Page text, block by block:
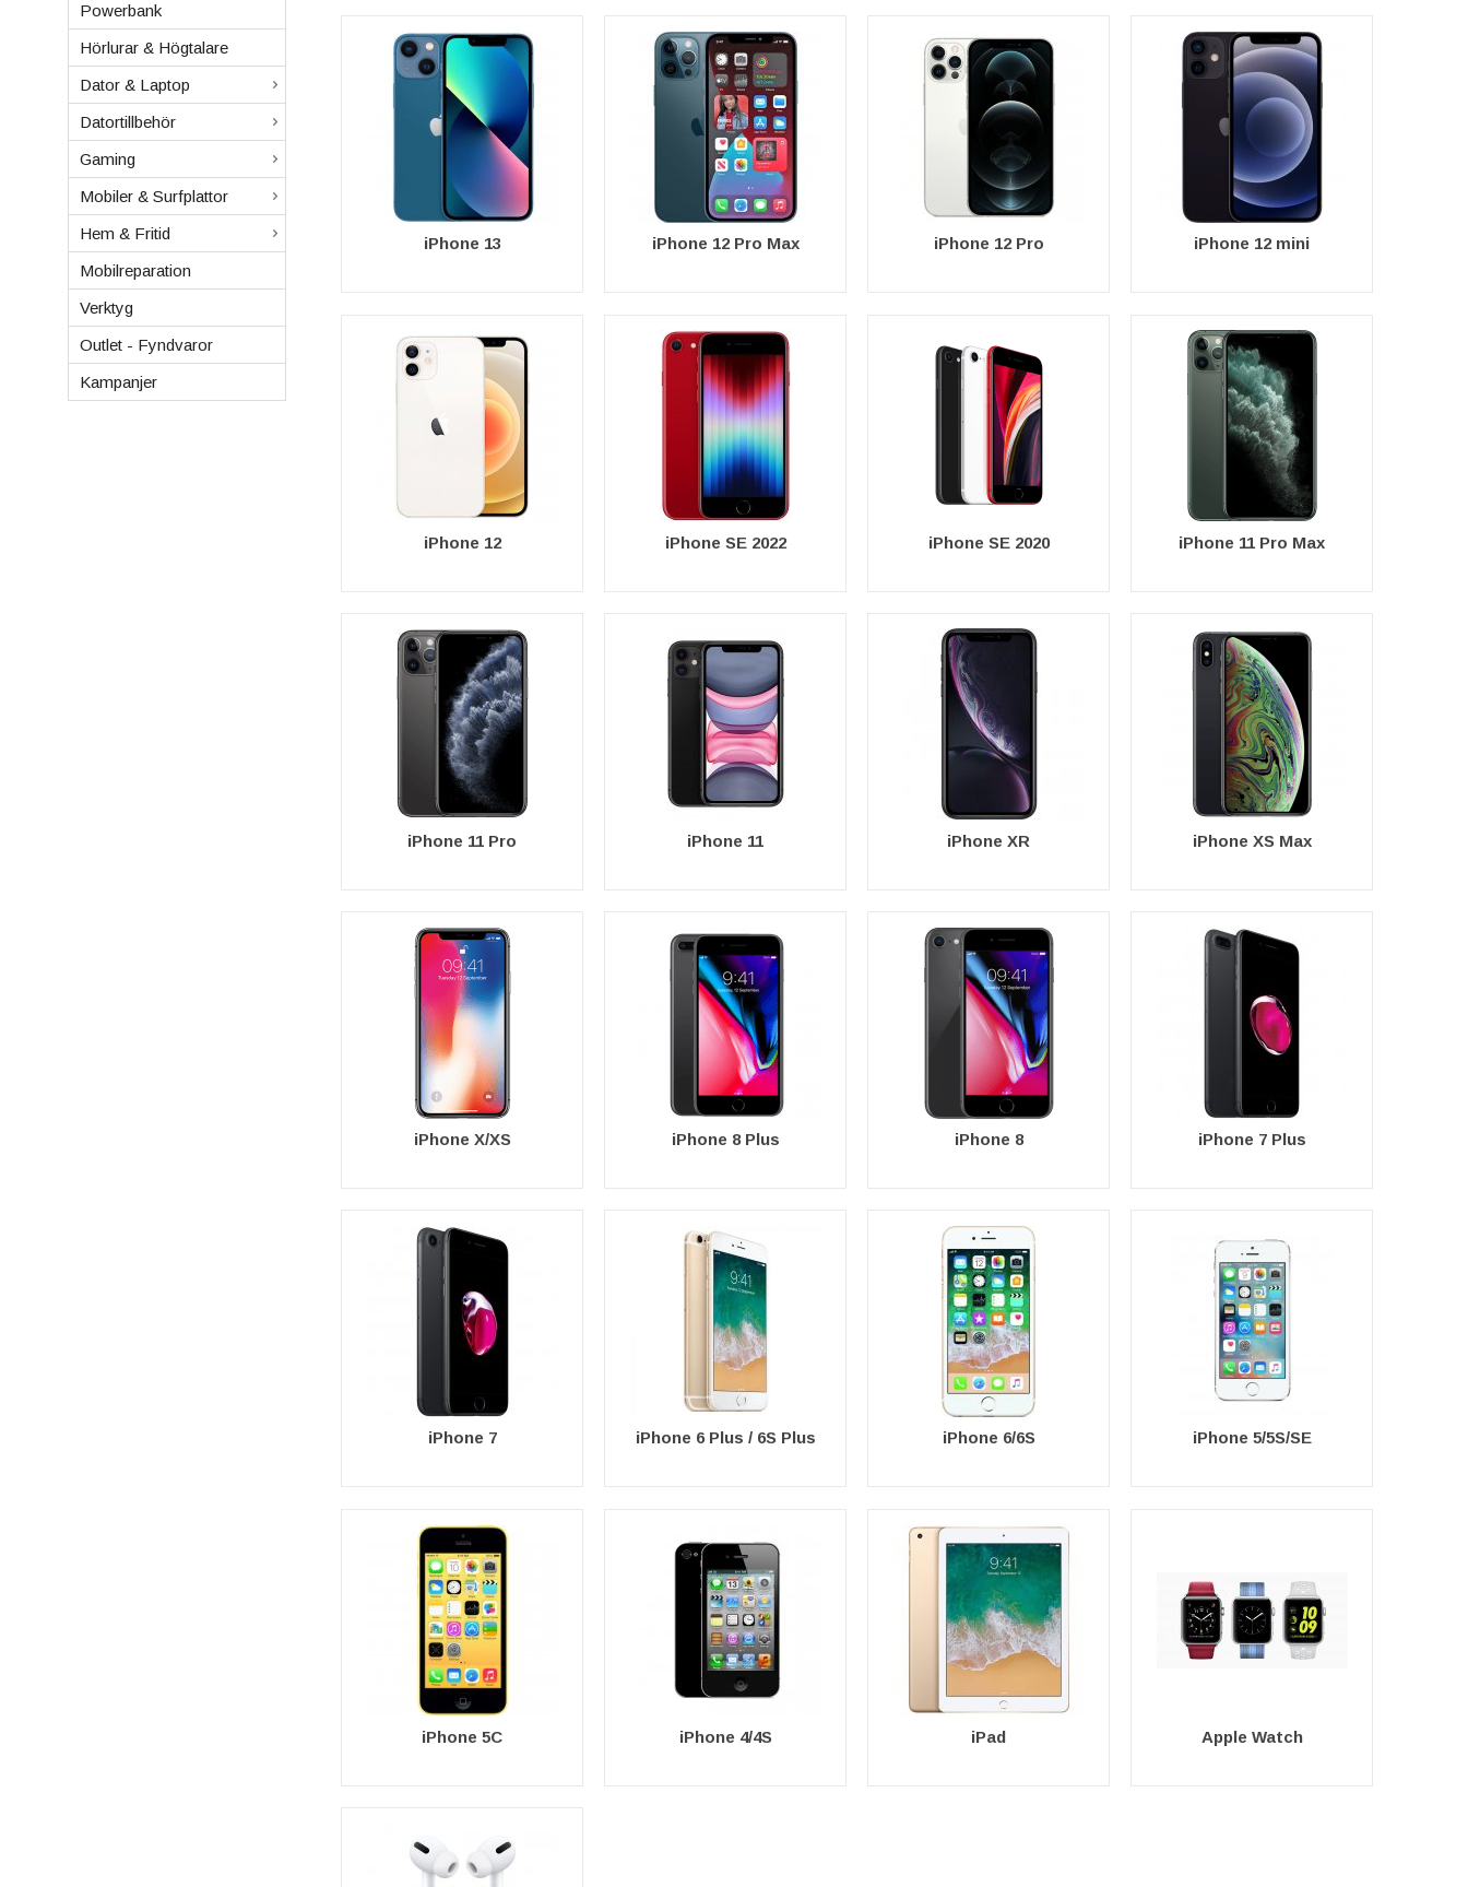
Powerbank
Hörlurar & Högtalare
Dator & Laptop
Datortillbehör
Gaming
Mobiler & Surfplattor
Hem & Fritid
Mobilreparation
Verktyg
Outlet - Fyndvaror
Kampanjer
iPhone 13 iPhone 12 Pro Max iPhone 12 Pro iPhone 12 mini
iPhone 12 iPhone SE 2022 iPhone SE 2020 iPhone 11 Pro Max
iPhone 11 Pro iPhone 11 iPhone XR iPhone XS Max
iPhone X/XS iPhone 8 Plus iPhone 8 iPhone 7 Plus
iPhone 7 iPhone 6 Plus / 6S Plus iPhone 6/6S iPhone 5/5S/SE
iPhone 5C iPhone 4/4S iPad Apple Watch